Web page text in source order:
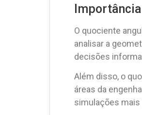
O quociente
analisar a
decisões
Além disso, o
áreas da
simulações mais